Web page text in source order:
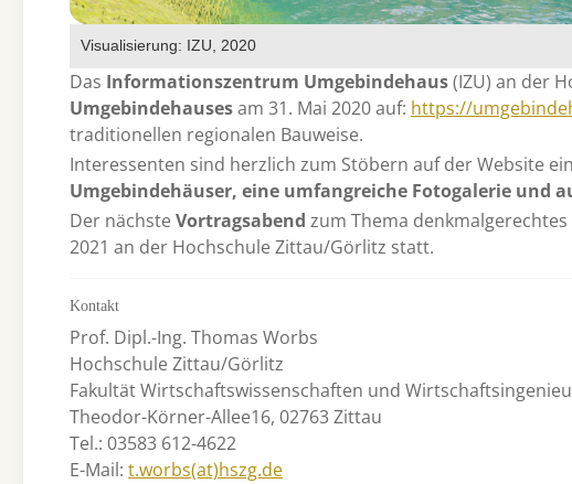
Visualisierung: IZU, 2020
Das Informationszentrum Umgebindehaus(IZU) an der
Umgebindehausesam 31. Mai 2020 auf: https://
traditionellen regionalen Bauweise.
Interessenten sind herzlich zum Stöbern auf der Website
Umgebindehäuser, eine umfangreiche Fotogalerie und
Der nächste Vortragsabend zum Thema
2021 an der Hochschule Zittau/Görlitz statt.
Kontakt
Prof. Dipl.-Ing. Thomas Worbs
Hochschule Zittau/Görlitz
Fakultät Wirtschaftswissenschaften und
Theodor-Körner-Allee16, 02763 Zittau
Tel.: 03583 612-4622
E-Mail: t.worbs(at)hszg.de